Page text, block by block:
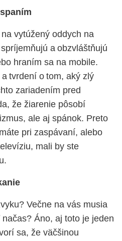
vytúžený oddych na
a obzvláštňujú
hraním sa na mobile.
tvrdení o tom, aký zlý
zariadením pred
že žiarenie pôsobí
ale aj spánok. Preto
pri zaspávaní, alebo
mali by ste
Večne na vás musia
Áno, aj toto je jeden
sa, že väčšinou